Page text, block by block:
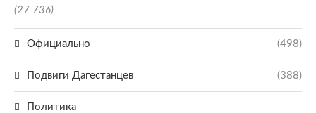
(27 736)
Официально (498)
Подвиги Дагестанцев (388)
Политика